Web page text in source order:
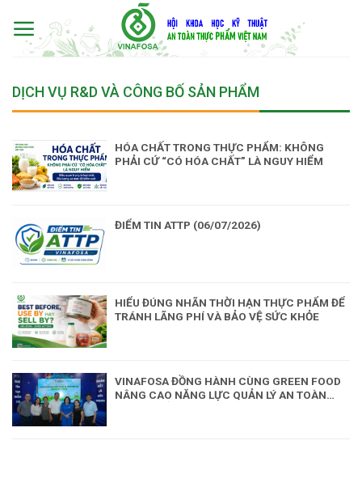
content
DỊCH VỤ R&D VÀ CÔNG BỐ SẢN PHẨM
HÓA CHẤT TRONG THỰC PHẨM: KHÔNG
PHẢI CỨ “CÓ HÓA CHẤT” LÀ NGUY HIỂM
ĐIỂM TIN ATTP (06/07/2026)
HIỂU ĐÚNG NHÃN THỜI HẠN THỰC PHẨM ĐỂ
TRÁNH LÃNG PHÍ VÀ BẢO VỆ SỨC KHỎE
VINAFOSA ĐỒNG HÀNH CÙNG GREEN FOOD
NÂNG CAO NĂNG LỰC QUẢN LÝ AN TOÀN